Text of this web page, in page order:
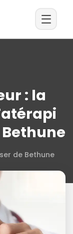
: la
de Bethune